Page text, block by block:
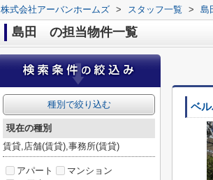
株式会社アーバンホームズ > スタッフ一覧 > 島
島田 の担当物件一覧
ベ
種別で絞り込む
現在の種別
賃貸,店舗(賃貸),事務所(賃貸)
アパート
マンション